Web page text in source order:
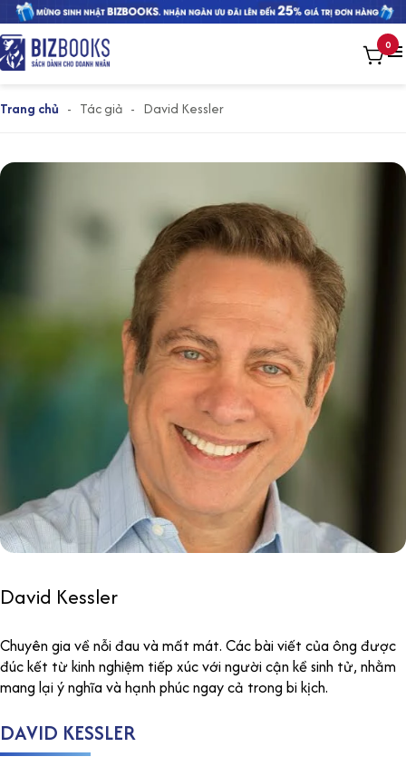
0
Trang chủ - Tác giả - David Kessler
David Kessler
Chuyên gia về nỗi đau và mất mát. Các bài viết của ông được
đúc kết từ kinh nghiệm tiếp xúc với người cận kề sinh tử, nhằm
mang lại ý nghĩa và hạnh phúc ngay cả trong bi kịch.
DAVID KESSLER